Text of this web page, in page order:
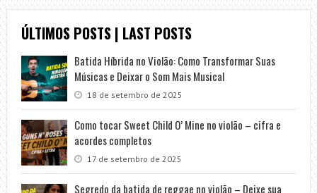
ÚLTIMOS POSTS | LAST POSTS
Batida Híbrida no Violão: Como Transformar Suas
Músicas e Deixar o Som Mais Musical
18 de setembro de 2025
Como tocar Sweet Child O’ Mine no violão – cifra e
acordes completos
17 de setembro de 2025
Segredo da batida de reggae no violão – Deixe sua